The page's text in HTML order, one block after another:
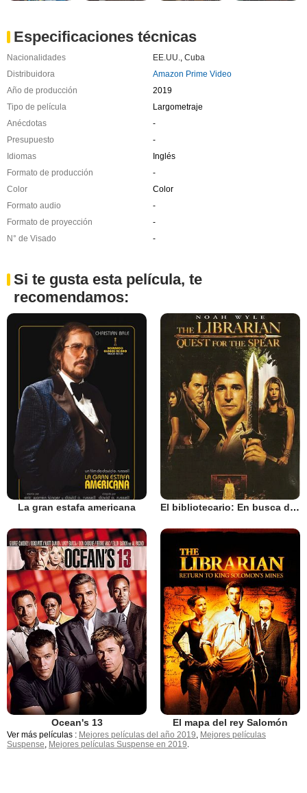
Especificaciones técnicas
Nacionalidades EE.UU., Cuba
Distribuidora
Amazon Prime Video
Año de producción
2019
Tipo de película
Largometraje
Anécdotas
-
Presupuesto
-
Idiomas
Inglés
Formato de producción
-
Color
Color
Formato audio
-
Formato de proyección
-
N° de Visado
-
Si te gusta esta película, te
recomendamos:
La gran estafa americana El bibliotecario: En busca de la lanza perdida
Ocean's 13 El mapa del rey Salomón
Ver más películas : Mejores películas del año 2019 Mejores películas
Suspense Mejores películas Suspense en 2019